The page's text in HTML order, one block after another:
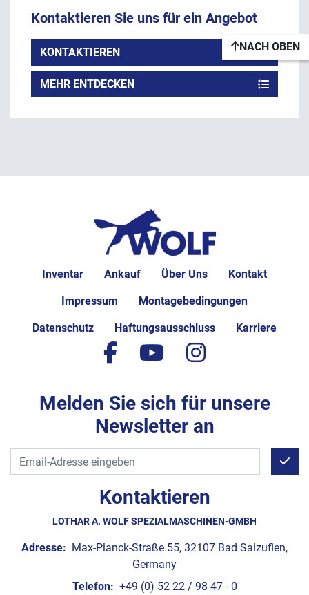
Kontaktieren Sie uns für ein Angebot
KONTAKTIEREN
MEHR ENTDECKEN
NACH OBEN
Inventar Ankauf Über Uns Kontakt
Impressum Montagebedingungen
Datenschutz Haftungsausschluss Karriere
Kontaktieren
LOTHAR A. WOLF SPEZIALMASCHINEN-GMBH
Adresse: Max-Planck-Straße 55, 32107 Bad Salzuflen,
Germany
Telefon: +49 (0) 52 22 / 98 47 - 0
facebook
youtubeinstagram
Melden Sie sich für unsere
Newsletter an